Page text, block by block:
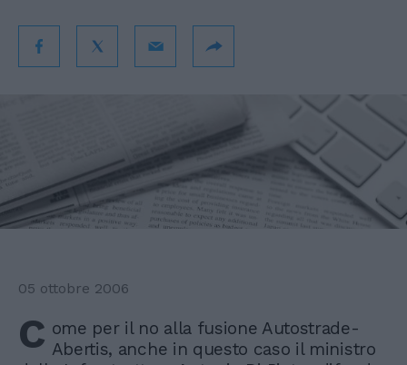
05 ottobre 2006
C ome per il no alla fusione Autostrade-
Abertis, anche in questo caso il ministro